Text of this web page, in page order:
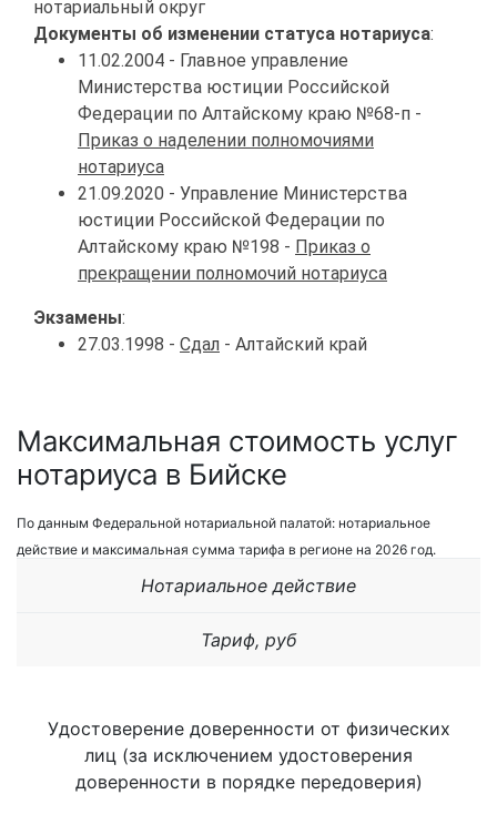
нотариальный округ
Документы об изменении статуса нотариуса:
11.02.2004 - Главное управление
Министерства юстиции Российской
Федерации по Алтайскому краю №68-п -
Приказ о наделении полномочиями
нотариуса
21.09.2020 - Управление Министерства
юстиции Российской Федерации по
Алтайскому краю №198 - Приказ о
прекращении полномочий нотариуса
Экзамены:
27.03.1998 - Сдал - Алтайский край
Максимальная стоимость услуг
нотариуса в Бийске
По данным Федеральной нотариальной палатой: нотариальное
действие и максимальная сумма тарифа в регионе на 2026 год.
Нотариальное действие
Тариф, руб
Удостоверение доверенности от физических
лиц (за исключением удостоверения
доверенности в порядке передоверия)